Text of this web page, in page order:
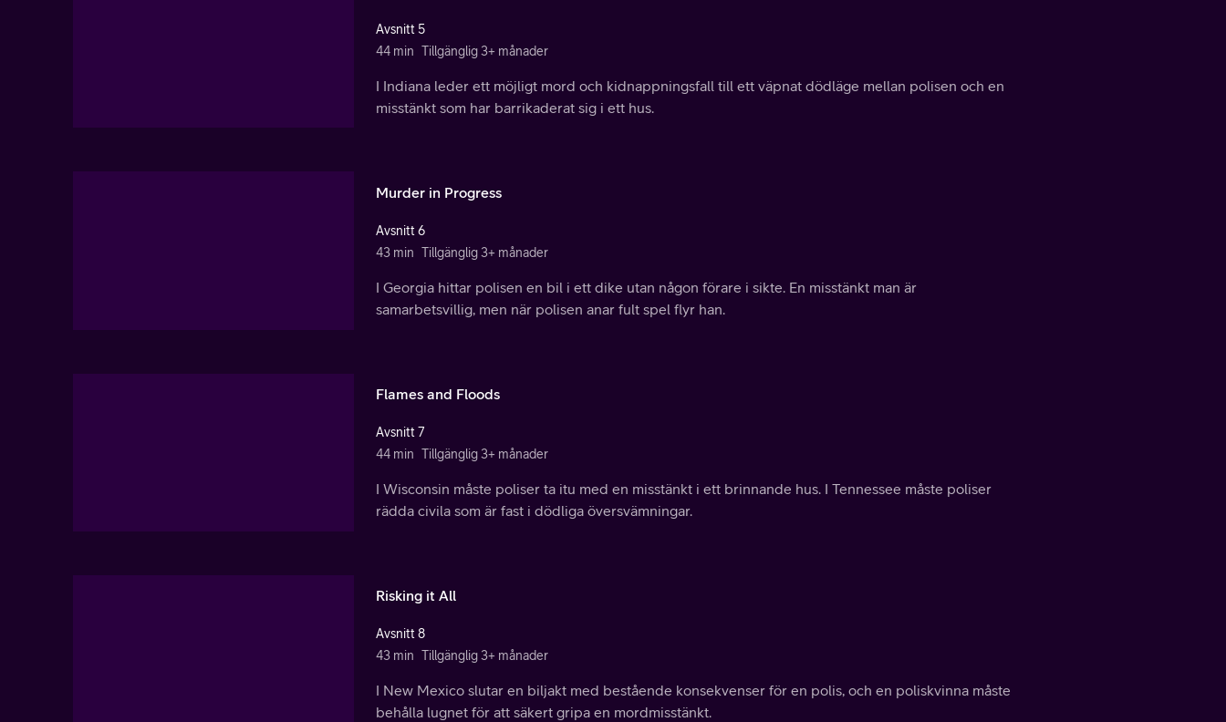
Avsnitt 5
44 min Tillgänglig 3+ månader
I Indiana leder ett möjligt mord och kidnappningsfall till ett väpnat dödläge mellan polisen och en
misstänkt som har barrikaderat sig i ett hus.
Murder in Progress
Avsnitt 6
43 min Tillgänglig 3+ månader
I Georgia hittar polisen en bil i ett dike utan någon förare i sikte. En misstänkt man är
samarbetsvillig, men när polisen anar fult spel flyr han.
Flames and Floods
Avsnitt 7
44 min Tillgänglig 3+ månader
I Wisconsin måste poliser ta itu med en misstänkt i ett brinnande hus. I Tennessee måste poliser
rädda civila som är fast i dödliga översvämningar.
Risking it All
Avsnitt 8
43 min Tillgänglig 3+ månader
I New Mexico slutar en biljakt med bestående konsekvenser för en polis, och en poliskvinna måste
behålla lugnet för att säkert gripa en mordmisstänkt.